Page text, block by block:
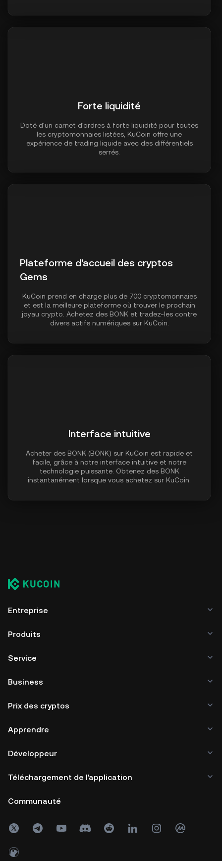
Forte liquidité
Doté d'un carnet d'ordres à forte liquidité pour toutes
les cryptomonnaies listées, KuCoin offre une
expérience de trading liquide avec des différentiels
serrés.
Plateforme d'accueil des cryptos
Gems
KuCoin prend en charge plus de 700 cryptomonnaies
et est la meilleure plateforme où trouver le prochain
joyau crypto. Achetez des BONK et tradez-les contre
divers actifs numériques sur KuCoin.
Interface intuitive
Acheter des BONK (BONK) sur KuCoin est rapide et
facile, grâce à notre interface intuitive et notre
technologie puissante. Obtenez des BONK
instantanément lorsque vous achetez sur KuCoin.
Entreprise
Produits
Service
Business
Prix des cryptos
Apprendre
Développeur
Téléchargement de l'application
Communauté